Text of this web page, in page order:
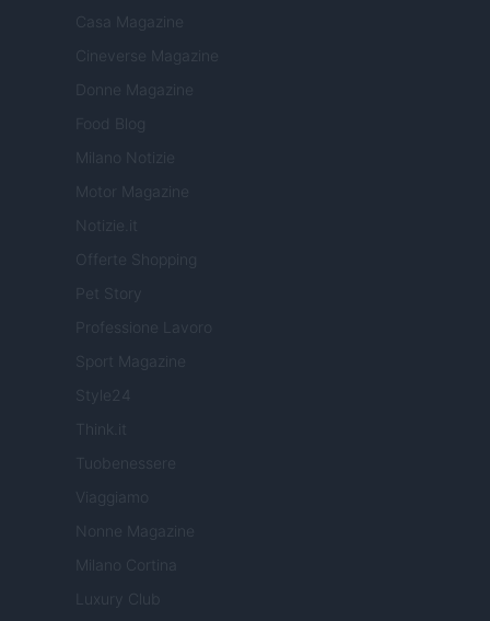
Casa Magazine
Cineverse Magazine
Donne Magazine
Food Blog
Milano Notizie
Motor Magazine
Notizie.it
Offerte Shopping
Professione Lavoro
Sport Magazine
Style24
Think.it
Tuobenessere
Viaggiamo
Nonne Magazine
Milano Cortina
Luxury Club